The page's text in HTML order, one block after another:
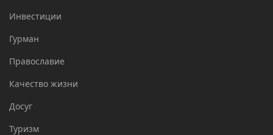
Инвестиции
Гурман
Православие
Качество жизни
Досуг
Туризм